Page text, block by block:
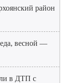
район
весной —
в ДТП с